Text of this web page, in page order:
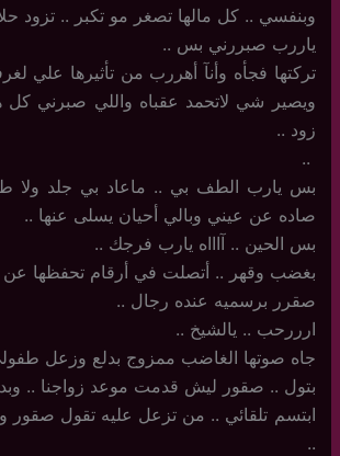
وبنفسي .. كل مالها تصغر مو تكبر .. تزود
ياررب صبررني بس ..
تركتها فجأه وأنآ أهررب من تأثيرها علي
ويصير شي لاتحمد عقباه واللي صبرني كل
زود ..
‏ ‏..
بس يارب الطف بي .. ماعاد بي جلد ولا
صاده عن عيني وبالي أحيان يسلى عنها ..
بس الحين .. آاااه يارب فرجك ..
بغضب وقهر .. أتصلت في أرقام تحفظها
صقرر برسميه عنده رجال ..
ارررحب .. يالشيخ ..
جاه صوتها الغاضب ممزوج بدلع وزعل
بتول .. صقور ليش قدمت موعد زواجنا ..
ابتسم تلقائي .. من تزعل عليه تقول
..